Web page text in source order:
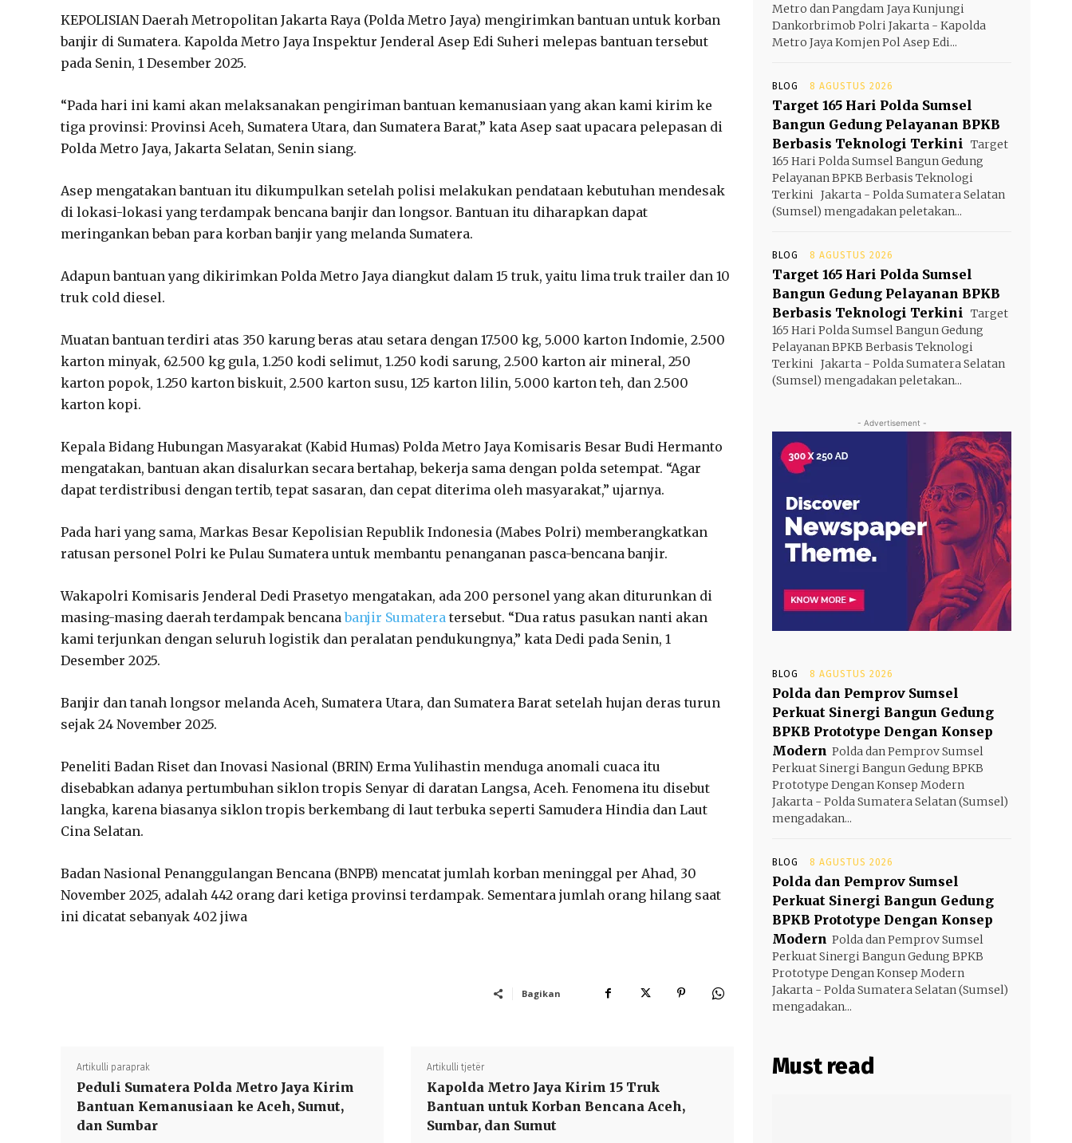
KEPOLISIAN Daerah Metropolitan Jakarta Raya (Polda Metro Jaya) mengirimkan bantuan untuk korban
banjir di Sumatera. Kapolda Metro Jaya Inspektur Jenderal Asep Edi Suheri melepas bantuan tersebut
pada Senin, 1 Desember 2025.
“Pada hari ini kami akan melaksanakan pengiriman bantuan kemanusiaan yang akan kami kirim ke
tiga provinsi: Provinsi Aceh, Sumatera Utara, dan Sumatera Barat,” kata Asep saat upacara pelepasan di
Polda Metro Jaya, Jakarta Selatan, Senin siang.
Asep mengatakan bantuan itu dikumpulkan setelah polisi melakukan pendataan kebutuhan mendesak
di lokasi-lokasi yang terdampak bencana banjir dan longsor. Bantuan itu diharapkan dapat
meringankan beban para korban banjir yang melanda Sumatera.
Adapun bantuan yang dikirimkan Polda Metro Jaya diangkut dalam 15 truk, yaitu lima truk trailer dan 10
truk cold diesel.
Muatan bantuan terdiri atas 350 karung beras atau setara dengan 17.500 kg, 5.000 karton Indomie, 2.500
karton minyak, 62.500 kg gula, 1.250 kodi selimut, 1.250 kodi sarung, 2.500 karton air mineral, 250
karton popok, 1.250 karton biskuit, 2.500 karton susu, 125 karton lilin, 5.000 karton teh, dan 2.500
karton kopi.
Kepala Bidang Hubungan Masyarakat (Kabid Humas) Polda Metro Jaya Komisaris Besar Budi Hermanto
mengatakan, bantuan akan disalurkan secara bertahap, bekerja sama dengan polda setempat. “Agar
dapat terdistribusi dengan tertib, tepat sasaran, dan cepat diterima oleh masyarakat,” ujarnya.
Pada hari yang sama, Markas Besar Kepolisian Republik Indonesia (Mabes Polri) memberangkatkan
ratusan personel Polri ke Pulau Sumatera untuk membantu penanganan pasca-bencana banjir.
Wakapolri Komisaris Jenderal Dedi Prasetyo mengatakan, ada 200 personel yang akan diturunkan di
masing-masing daerah terdampak bencanabanjir Sumatera tersebut. “Dua ratus pasukan nanti akan
kami terjunkan dengan seluruh logistik dan peralatan pendukungnya,” kata Dedi pada Senin, 1
Desember 2025.
Banjir dan tanah longsor melanda Aceh, Sumatera Utara, dan Sumatera Barat setelah hujan deras turun
sejak 24 November 2025.
Peneliti Badan Riset dan Inovasi Nasional (BRIN) Erma Yulihastin menduga anomali cuaca itu
disebabkan adanya pertumbuhan siklon tropis Senyar di daratan Langsa, Aceh. Fenomena itu disebut
langka, karena biasanya siklon tropis berkembang di laut terbuka seperti Samudera Hindia dan Laut
Cina Selatan.
Badan Nasional Penanggulangan Bencana (BNPB) mencatat jumlah korban meninggal per Ahad, 30
November 2025, adalah 442 orang dari ketiga provinsi terdampak. Sementara jumlah orang hilang saat
ini dicatat sebanyak 402 jiwa
Bagikan
Artikulli paraprak
Peduli Sumatera Polda Metro Jaya Kirim
Bantuan Kemanusiaan ke Aceh, Sumut,
dan Sumbar
Artikulli tjetër
Kapolda Metro Jaya Kirim 15 Truk
Bantuan untuk Korban Bencana Aceh,
Sumbar, dan Sumut
Metro dan Pangdam Jaya Kunjungi
Dankorbrimob Polri Jakarta - Kapolda
Metro Jaya Komjen Pol Asep Edi...
BLOG 8 AGUSTUS 2026
Target 165 Hari Polda Sumsel
Bangun Gedung Pelayanan BPKB
Berbasis Teknologi Terkini Target
165 Hari Polda Sumsel Bangun Gedung
Pelayanan BPKB Berbasis Teknologi
Terkini Jakarta - Polda Sumatera Selatan
(Sumsel) mengadakan peletakan...
BLOG 8 AGUSTUS 2026
Target 165 Hari Polda Sumsel
Bangun Gedung Pelayanan BPKB
Berbasis Teknologi Terkini Target
165 Hari Polda Sumsel Bangun Gedung
Pelayanan BPKB Berbasis Teknologi
Terkini Jakarta - Polda Sumatera Selatan
(Sumsel) mengadakan peletakan...
- Advertisement -
BLOG 8 AGUSTUS 2026
Polda dan Pemprov Sumsel
Perkuat Sinergi Bangun Gedung
BPKB Prototype Dengan Konsep
Modern Polda dan Pemprov Sumsel
Perkuat Sinergi Bangun Gedung BPKB
Prototype Dengan Konsep Modern
Jakarta - Polda Sumatera Selatan (Sumsel)
mengadakan...
BLOG 8 AGUSTUS 2026
Polda dan Pemprov Sumsel
Perkuat Sinergi Bangun Gedung
BPKB Prototype Dengan Konsep
Modern Polda dan Pemprov Sumsel
Perkuat Sinergi Bangun Gedung BPKB
Prototype Dengan Konsep Modern
Jakarta - Polda Sumatera Selatan (Sumsel)
mengadakan...
Must read